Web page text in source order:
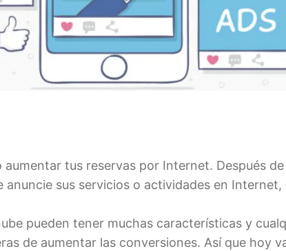
tus reservas por Internet. Después
anuncie sus servicios o actividades en Internet,
pueden tener muchas características y
de aumentar las conversiones. Así que hoy